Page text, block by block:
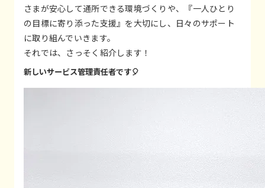
さまが安心して通所できる環境づくりや、『一人ひとり
の目標に寄り添った支援』を大切にし、日々のサポート
に取り組んでいきます。
それでは、さっそく紹介します！
新しいサービス管理責任者です🎈